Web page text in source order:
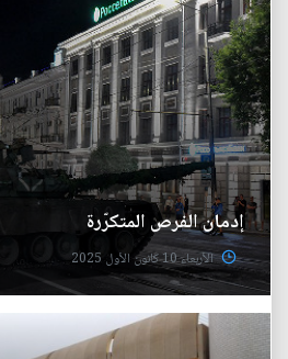
إدمان الفرص المتكرّرة
الأربعاء 10 كانون الأول 2025